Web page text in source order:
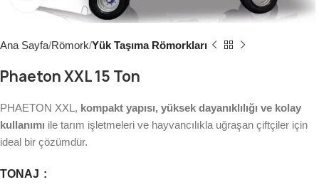
Ana Sayfa Römork Yük Taşıma Römorkları
Phaeton XXL 15 Ton
PHAETON XXL, kompakt yapısı, yüksek dayanıklılığı ve kolay
kullanımı ile tarım işletmeleri ve hayvancılıkla uğraşan çiftçiler için
ideal bir çözümdür.
TONAJ